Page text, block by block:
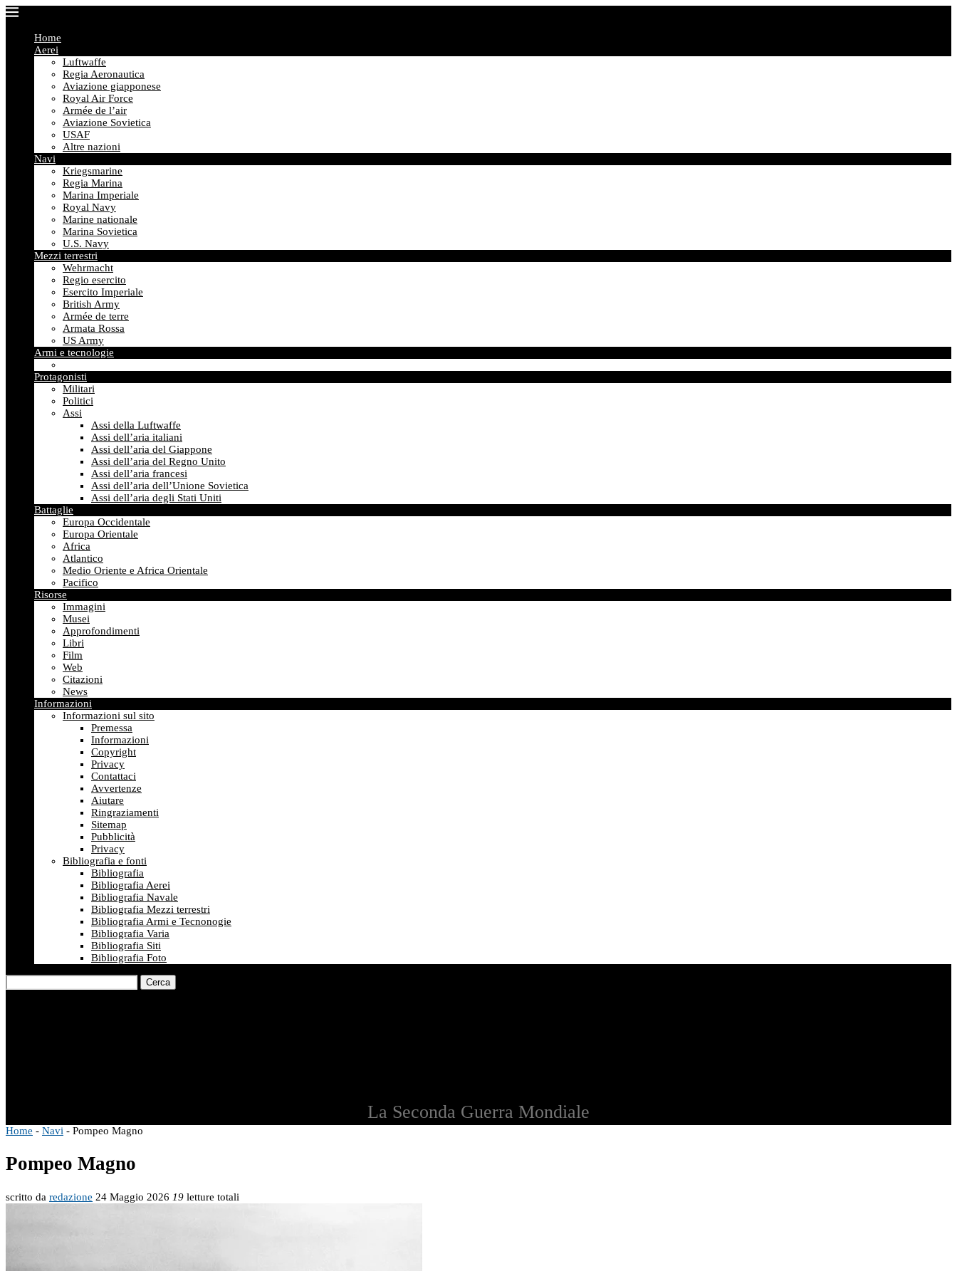
Home
Aerei
Luftwaffe
Regia Aeronautica
Aviazione giapponese
Royal Air Force
Armée de l’air
Aviazione Sovietica
USAF
Altre nazioni
Navi
Kriegsmarine
Regia Marina
Marina Imperiale
Royal Navy
Marine nationale
Marina Sovietica
U.S. Navy
Mezzi terrestri
Wehrmacht
Regio esercito
Esercito Imperiale
British Army
Armée de terre
Armata Rossa
US Army
Armi e tecnologie
Protagonisti
Militari
Politici
Assi
Assi della Luftwaffe
Assi dell’aria italiani
Assi dell’aria del Giappone
Assi dell’aria del Regno Unito
Assi dell’aria francesi
Assi dell’aria dell’Unione Sovietica
Assi dell’aria degli Stati Uniti
Battaglie
Europa Occidentale
Europa Orientale
Africa
Atlantico
Medio Oriente e Africa Orientale
Pacifico
Risorse
Immagini
Musei
Approfondimenti
Libri
Film
Web
Citazioni
News
Informazioni
Informazioni sul sito
Premessa
Informazioni
Copyright
Privacy
Contattaci
Avvertenze
Aiutare
Ringraziamenti
Sitemap
Pubblicità
Privacy
Bibliografia e fonti
Bibliografia
Bibliografia Aerei
Bibliografia Navale
Bibliografia Mezzi terrestri
Bibliografia Armi e Tecnonogie
Bibliografia Varia
Bibliografia Siti
Bibliografia Foto
Cerca
La Seconda Guerra Mondiale
Home - Navi - Pompeo Magno
Pompeo Magno
scritto da redazione 24 Maggio 2026 19 letture totali